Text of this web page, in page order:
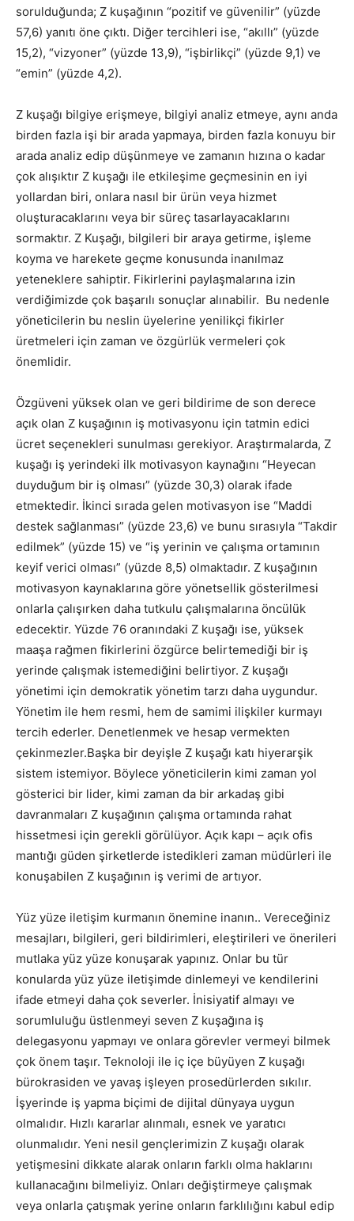
sorulduğunda; Z kuşağının “pozitif ve güvenilir” (yüzde
57,6) yanıtı öne çıktı. Diğer tercihleri ise, “akıllı” (yüzde
15,2), “vizyoner” (yüzde 13,9), “işbirlikçi” (yüzde 9,1) ve
“emin” (yüzde 4,2).
Z kuşağı bilgiye erişmeye, bilgiyi analiz etmeye, aynı anda
birden fazla işi bir arada yapmaya, birden fazla konuyu bir
arada analiz edip düşünmeye ve zamanın hızına o kadar
çok alışıktır Z kuşağı ile etkileşime geçmesinin en iyi
yollardan biri, onlara nasıl bir ürün veya hizmet
oluşturacaklarını veya bir süreç tasarlayacaklarını
sormaktır. Z Kuşağı, bilgileri bir araya getirme, işleme
koyma ve harekete geçme konusunda inanılmaz
yeteneklere sahiptir. Fikirlerini paylaşmalarına izin
verdiğimizde çok başarılı sonuçlar alınabilir. Bu nedenle
yöneticilerin bu neslin üyelerine yenilikçi fikirler
üretmeleri için zaman ve özgürlük vermeleri çok
önemlidir.
Özgüveni yüksek olan ve geri bildirime de son derece
açık olan Z kuşağının iş motivasyonu için tatmin edici
ücret seçenekleri sunulması gerekiyor. Araştırmalarda, Z
kuşağı iş yerindeki ilk motivasyon kaynağını “Heyecan
duyduğum bir iş olması” (yüzde 30,3) olarak ifade
etmektedir. İkinci sırada gelen motivasyon ise “Maddi
destek sağlanması” (yüzde 23,6) ve bunu sırasıyla “Takdir
edilmek” (yüzde 15) ve “iş yerinin ve çalışma ortamının
keyif verici olması” (yüzde 8,5) olmaktadır. Z kuşağının
motivasyon kaynaklarına göre yönetsellik gösterilmesi
onlarla çalışırken daha tutkulu çalışmalarına öncülük
edecektir. Yüzde 76 oranındaki Z kuşağı ise, yüksek
maaşa rağmen fikirlerini özgürce belirtemediği bir iş
yerinde çalışmak istemediğini belirtiyor. Z kuşağı
yönetimi için demokratik yönetim tarzı daha uygundur.
Yönetim ile hem resmi, hem de samimi ilişkiler kurmayı
tercih ederler. Denetlenmek ve hesap vermekten
çekinmezler.Başka bir deyişle Z kuşağı katı hiyerarşik
sistem istemiyor. Böylece yöneticilerin kimi zaman yol
gösterici bir lider, kimi zaman da bir arkadaş gibi
davranmaları Z kuşağının çalışma ortamında rahat
hissetmesi için gerekli görülüyor. Açık kapı – açık ofis
mantığı güden şirketlerde istedikleri zaman müdürleri ile
konuşabilen Z kuşağının iş verimi de artıyor.
Yüz yüze iletişim kurmanın önemine inanın.. Vereceğiniz
mesajları, bilgileri, geri bildirimleri, eleştirileri ve önerileri
mutlaka yüz yüze konuşarak yapınız. Onlar bu tür
konularda yüz yüze iletişimde dinlemeyi ve kendilerini
ifade etmeyi daha çok severler. İnisiyatif almayı ve
sorumluluğu üstlenmeyi seven Z kuşağına iş
delegasyonu yapmayı ve onlara görevler vermeyi bilmek
çok önem taşır. Teknoloji ile iç içe büyüyen Z kuşağı
bürokrasiden ve yavaş işleyen prosedürlerden sıkılır.
İşyerinde iş yapma biçimi de dijital dünyaya uygun
olmalıdır. Hızlı kararlar alınmalı, esnek ve yaratıcı
olunmalıdır. Yeni nesil gençlerimizin Z kuşağı olarak
yetişmesini dikkate alarak onların farklı olma haklarını
kullanacağını bilmeliyiz. Onları değiştirmeye çalışmak
veya onlarla çatışmak yerine onların farklılığını kabul edip